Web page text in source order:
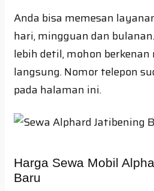
Anda bisa memesan
hari, mingguan dan
lebih detil, mohon
langsung. Nomor telepon
pada halaman ini.
Harga Sewa Mobil
Baru